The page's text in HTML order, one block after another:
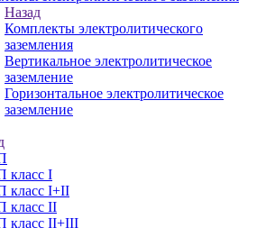
Назад
Комплекты электролитического
заземления
Вертикальное электролитическое
заземление
Горизонтальное электролитическое
заземление
класс I
класс I+II
класс II
класс II+III